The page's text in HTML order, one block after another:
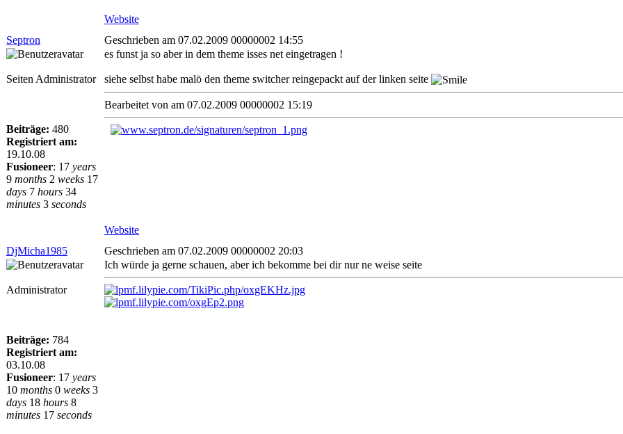
Website
Septron
Geschrieben am 07.02.2009 00000002 14:55
Seiten Administrator
Beiträge: 480
Registriert am:
19.10.08
Fusioneer: 17 years
9 months 2 weeks 17
days 7 hours 34
minutes 3 seconds
es funst ja so aber in dem theme isses net eingetragen !
siehe selbst habe malö den theme switcher reingepackt auf der linken seite
Bearbeitet von am 07.02.2009 00000002 15:19
Website
DjMicha1985
Geschrieben am 07.02.2009 00000002 20:03
Administrator
Beiträge: 784
Registriert am:
03.10.08
Fusioneer: 17 years
10 months 0 weeks 3
days 18 hours 8
minutes 17 seconds
Ich würde ja gerne schauen, aber ich bekomme bei dir nur ne weise seite